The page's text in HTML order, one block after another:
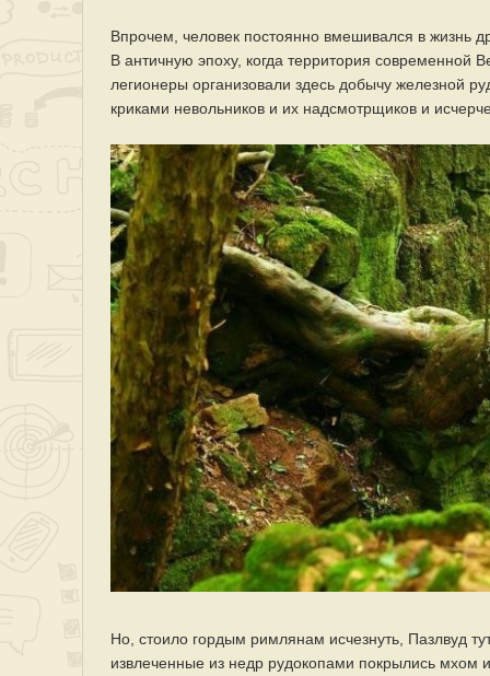
Впрочем, человек постоянно вмешивался в жизнь
В античную эпоху, когда территория
легионеры организовали здесь добычу железной
криками невольников и их надсмотрщиков и
Но, стоило гордым римлянам исчезнуть, Пазлвуд
извлеченные из недр рудокопами покрылись